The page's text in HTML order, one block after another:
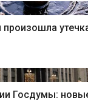
Госдумы: